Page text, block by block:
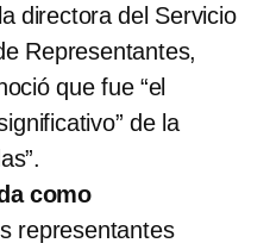
directora del Servicio
Representantes,
que fue “el
de la
como
representantes